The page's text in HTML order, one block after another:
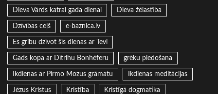
Dieva Vārds katrai gada dienai Dieva žēlastība
Dzīvības ceļš e-baznica.lv
Es gribu dzīvot šīs dienas ar Tevi
Gads kopa ar Dītrihu Bonhēferu grēku piedošana
Ikdienas ar Pirmo Mozus grāmatu Ikdienas meditācijas
Jēzus Kristus Kristība Kristīgā dogmatika